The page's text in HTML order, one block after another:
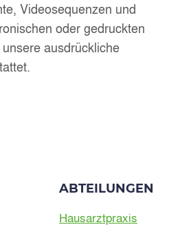
Videosequenzen und
oder gedruckten
ausdrückliche
ABTEILUNGEN
Hausarztpraxis